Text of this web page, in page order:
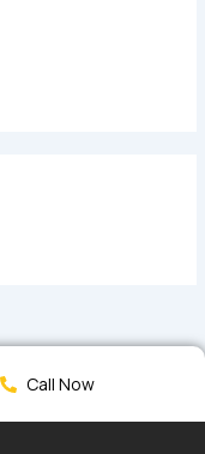
Call Now